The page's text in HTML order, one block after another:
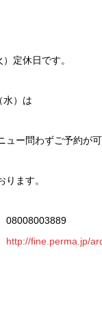
定休日です。
水）は
ュー問わずご予約が可
ります。
08008003889
http://fine.perma.jp/